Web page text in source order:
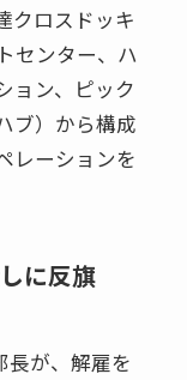
クロスドッキ
センター、ハ
ョン、ピック
ブ）から構成
レーションを
に反旗
が、解雇を